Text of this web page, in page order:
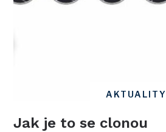
AKTUALITY
Jak je to se clonou